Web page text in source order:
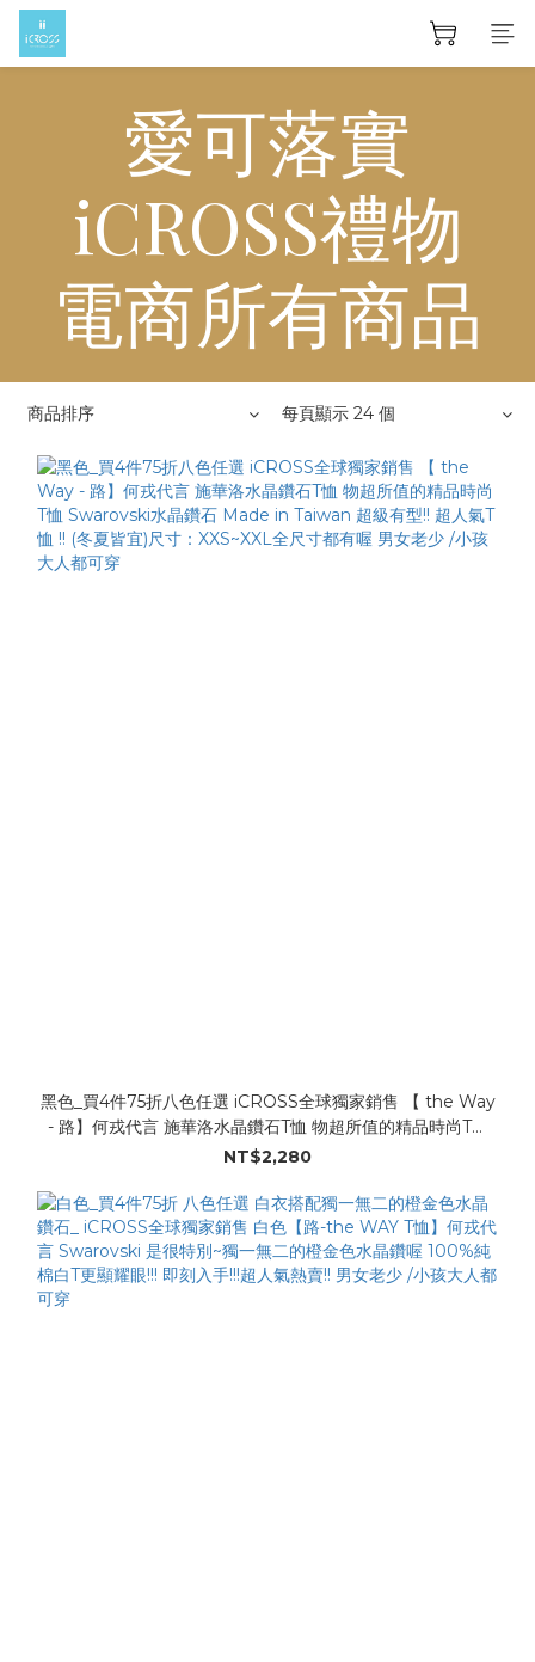
愛可落實
iCROSS禮物
電商所有商品
商品排序 每頁顯示 24 個
黑色_買4件75折八色任選 iCROSS全球獨家銷售 【 the Way
- 路】何戎代言 施華洛水晶鑽石T恤 物超所值的精品時尚T恤
都可穿
NT$2,280